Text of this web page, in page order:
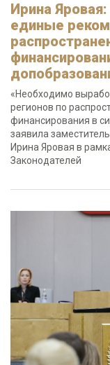
Ирина
единые
«Необходимо
регионов по
финансирования в
заявила
Ирина Яровая в
Законодателей